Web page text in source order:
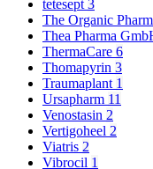
tetesept 3
The Organic
Thea Pharma
ThermaCare 6
Thomapyrin 3
Traumaplant 1
Ursapharm 11
Venostasin 2
Vertigoheel 2
Viatris 2
Vibrocil 1